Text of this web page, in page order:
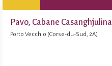
Pavo, Cabane Casanghjulina
Porto Vecchio (Corse-du-Sud, 2A)